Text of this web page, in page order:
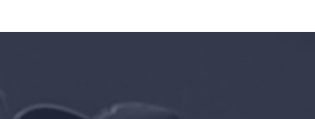
Take Back the Courts